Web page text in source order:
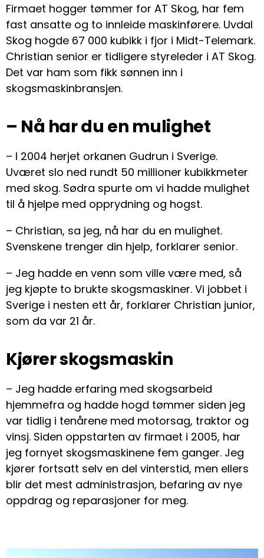
Firmaet hogger tømmer for AT Skog, har fem
fast ansatte og to innleide maskinførere. Uvdal
Skog hogde 67 000 kubikk i fjor i Midt-Telemark.
Christian senior er tidligere styreleder i AT Skog.
Det var ham som fikk sønnen inn i
skogsmaskinbransjen.
– Nå har du en mulighet
– I 2004 herjet orkanen Gudrun i Sverige.
Uværet slo ned rundt 50 millioner kubikkmeter
med skog. Sødra spurte om vi hadde mulighet
til å hjelpe med opprydning og hogst.
– Christian, sa jeg, nå har du en mulighet.
Svenskene trenger din hjelp, forklarer senior.
– Jeg hadde en venn som ville være med, så
jeg kjøpte to brukte skogsmaskiner. Vi jobbet i
Sverige i nesten ett år, forklarer Christian junior,
som da var 21 år.
Kjører skogsmaskin
– Jeg hadde erfaring med skogsarbeid
hjemmefra og hadde hogd tømmer siden jeg
var tidlig i tenårene med motorsag, traktor og
vinsj. Siden oppstarten av firmaet i 2005, har
jeg fornyet skogsmaskinene fem ganger. Jeg
kjører fortsatt selv en del vinterstid, men ellers
blir det mest administrasjon, befaring av nye
oppdrag og reparasjoner for meg.